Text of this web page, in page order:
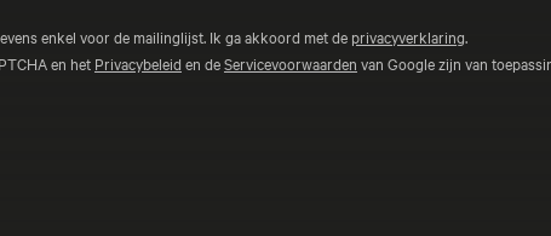
enkel voor de mailinglijst. Ik ga akkoord met de privacyverklaring.
en het Privacybeleid en deServicevoorwaarden van Google zijn van